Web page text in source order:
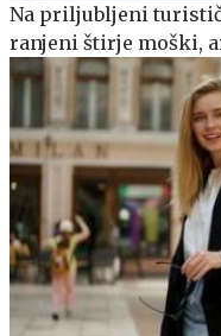
Na priljubljeni
ranjeni štirje moški,